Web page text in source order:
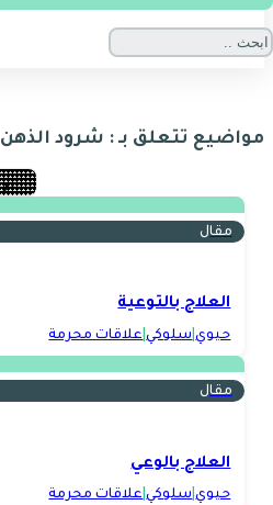
مواضيع تتعلق بـ : شرود الذهن
مقال
العلاج بالتوعية
حيوي| سلوكي| علاقات محرمة
مقال
العلاج بالوعي
حيوي|سلوكي|علاقات محرمة